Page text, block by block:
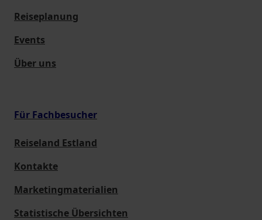
Reiseplanung
Events
Über uns
Für Fachbesucher
Reiseland Estland
Kontakte
Marketingmaterialien
Statistische Übersichten